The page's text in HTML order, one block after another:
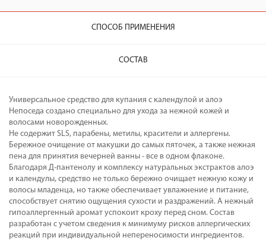
СПОСОБ ПРИМЕНЕНИЯ
СОСТАВ
Универсальное средство для купания с календулой и алоэ
Непоседа создано специально для ухода за нежной кожей и
волосами новорожденных.
Не содержит SLS, парабены, метилы, красители и аллергены.
Бережное очищение от макушки до самых пяточек, а также нежная
пена для принятия вечерней ванны - все в одном флаконе.
Благодаря Д-пантенолу и комплексу натуральных экстрактов алоэ
и календулы, средство не только бережно очищает нежную кожу и
волосы младенца, но также обеспечивает увлажнение и питание,
способствует снятию ощущения сухости и раздражений. А нежный
гипоаллергенный аромат успокоит кроху перед сном. Состав
разработан с учетом сведения к минимуму рисков аллергических
реакций при индивидуальной непереносимости ингредиентов.